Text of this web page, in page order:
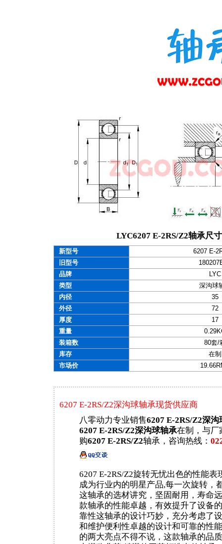
LYC6207 E-2RS/Z2轴承尺
新型号
6207 E-
旧型号
品牌
LYC
类型
深沟球
内径
35
外径
72
厚度
17
重量
装箱数
80套/
库存
在制
市场价
6207 E-2RS/Z2深沟球轴承现货供应商
八零动力专业销售6207 E-2RS/Z2深沟
6207 E-2RS/Z2深沟球轴承在制，与厂
购6207 E-2RS/Z2轴承，咨询热线：
6207 E-2RS/Z2旋转无忧出色的性能表
成为行业内的明星产品,每一次旋转，
这轴承的选材讲究，坚固耐用，寿命
款轴承的性能卓越，有效提升了设备
靠性这轴承的设计巧妙，充分考虑了
和维护便利性卓越的设计和可靠的性
的两大亮点不得不说，这款轴承的品